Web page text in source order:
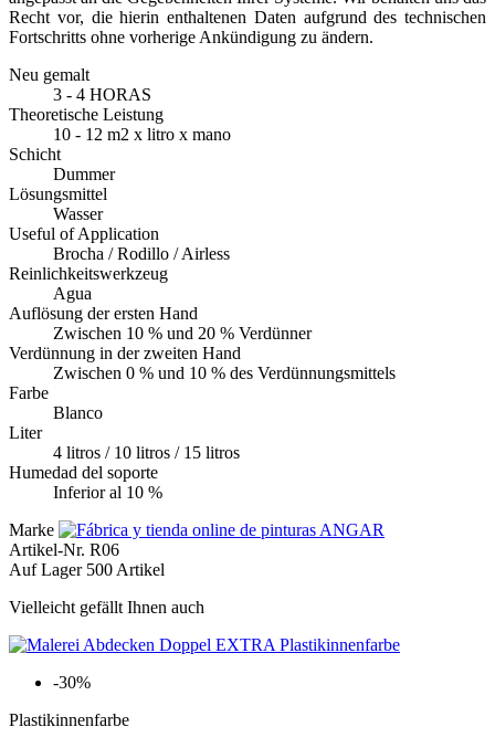
Recht vor, die hierin enthaltenen Daten aufgrund des technischen
Fortschritts ohne vorherige Ankündigung zu ändern.
Neu gemalt
3 - 4 HORAS
Theoretische Leistung
10 - 12 m2 x litro x mano
Schicht
Dummer
Lösungsmittel
Wasser
Useful of Application
Brocha / Rodillo / Airless
Reinlichkeitswerkzeug
Agua
Auflösung der ersten Hand
Zwischen 10 % und 20 % Verdünner
Verdünnung in der zweiten Hand
Zwischen 0 % und 10 % des Verdünnungsmittels
Farbe
Blanco
Liter
4 litros / 10 litros / 15 litros
Humedad del soporte
Inferior al 10 %
Marke
Artikel-Nr. R06
Auf Lager 500 Artikel
Vielleicht gefällt Ihnen auch
-30%
Plastikinnenfarbe